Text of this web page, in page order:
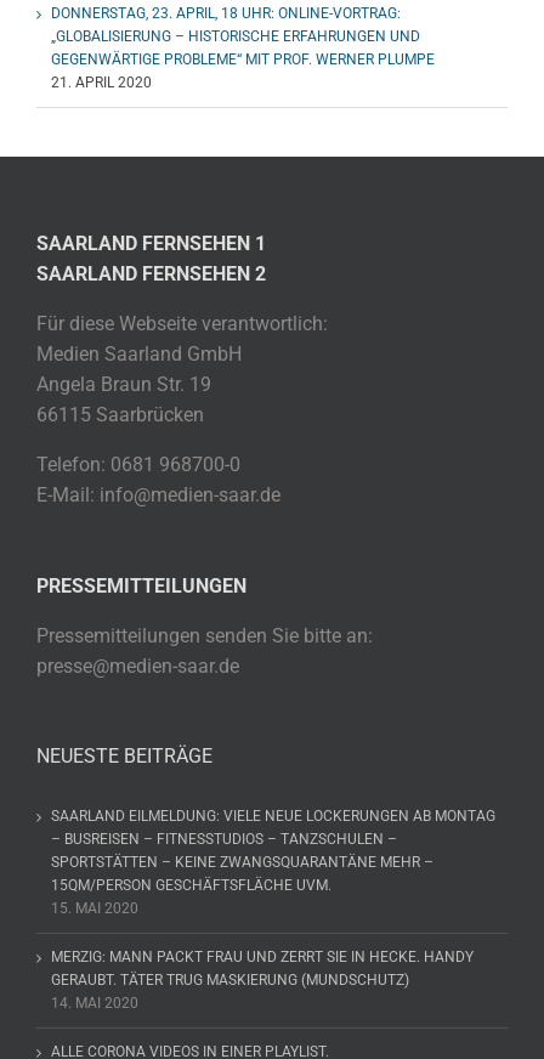
DONNERSTAG, 23. APRIL, 18 UHR: ONLINE-VORTRAG:
„GLOBALISIERUNG – HISTORISCHE ERFAHRUNGEN UND
GEGENWÄRTIGE PROBLEME“ MIT PROF. WERNER PLUMPE
21. APRIL 2020
SAARLAND FERNSEHEN 1
SAARLAND FERNSEHEN 2
Für diese Webseite verantwortlich:
Medien Saarland GmbH
Angela Braun Str. 19
66115 Saarbrücken
Telefon: 0681 968700-0
E-Mail: info@medien-saar.de
PRESSEMITTEILUNGEN
Pressemitteilungen senden Sie bitte an:
presse@medien-saar.de
NEUESTE BEITRÄGE
SAARLAND EILMELDUNG: VIELE NEUE LOCKERUNGEN AB MONTAG
– BUSREISEN – FITNESSTUDIOS – TANZSCHULEN –
SPORTSTÄTTEN – KEINE ZWANGSQUARANTÄNE MEHR –
15QM/PERSON GESCHÄFTSFLÄCHE UVM.
15. MAI 2020
MERZIG: MANN PACKT FRAU UND ZERRT SIE IN HECKE. HANDY
GERAUBT. TÄTER TRUG MASKIERUNG (MUNDSCHUTZ)
14. MAI 2020
ALLE CORONA VIDEOS IN EINER PLAYLIST.